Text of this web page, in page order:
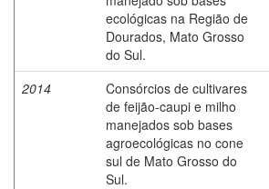
ecológicas na Região de
Dourados, Mato Grosso
do Sul.
2014
Consórcios de cultivares
de feijão-caupi e milho
manejados sob bases
agroecológicas no cone
sul de Mato Grosso do
Sul.